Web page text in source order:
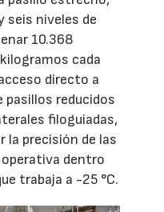
seis niveles de
10.368
cada
directo a
pasillos reducidos
filoguiadas,
la precisión de las
dentro
trabaja a -25 °C.